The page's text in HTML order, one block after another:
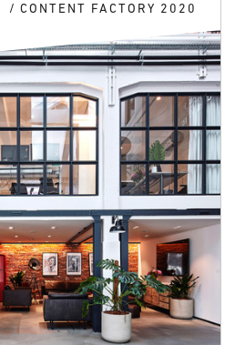
CONTENT FACTORY 2020